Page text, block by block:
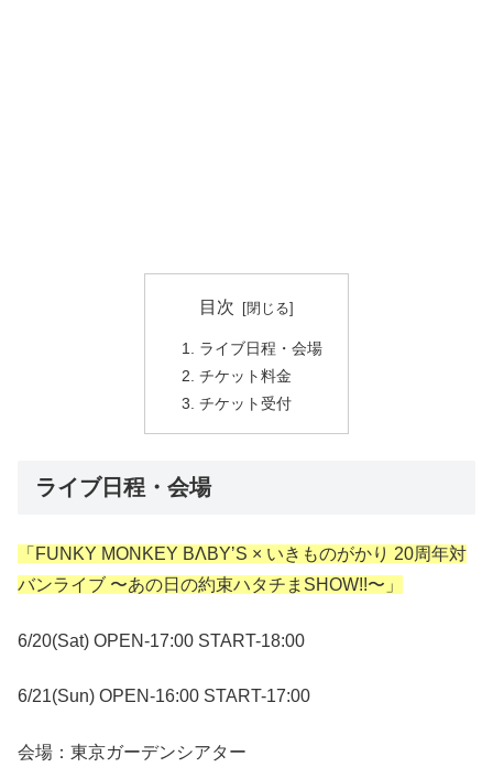
目次
ライブ日程・会場
チケット料金
チケット受付
ライブ日程・会場
「FUNKY MONKEY BΛBYʼS × いきものがかり 20周年対
バンライブ 〜あの⽇の約束ハタチまSHOW!!〜」
6/20(Sat) OPEN-17:00 START-18:00
6/21(Sun) OPEN-16:00 START-17:00
会場：東京ガーデンシアター